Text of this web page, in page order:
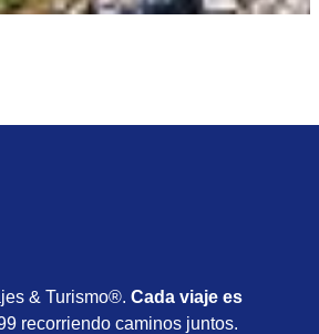
& Turismo®.Cada viaje es
recorriendo caminos juntos.